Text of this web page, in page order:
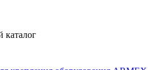
каталог